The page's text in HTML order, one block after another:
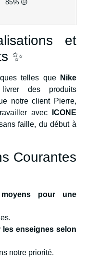
85% 😐
et
✨
telles que
Nike
des produits
notre client Pierre,
avec
ICONE
faille, du début à
Courantes
pour une
les enseignes selon
notre priorité.